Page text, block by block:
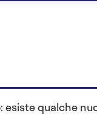
esiste qualche